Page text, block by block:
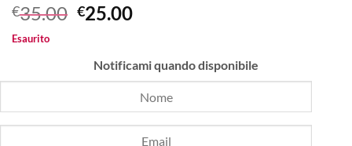
€35.00 Il
era:
€35.00.
€25.00Il
è:
€25.00.
Esaurito
Notificami quando disponibile